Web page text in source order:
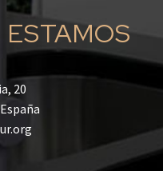
20